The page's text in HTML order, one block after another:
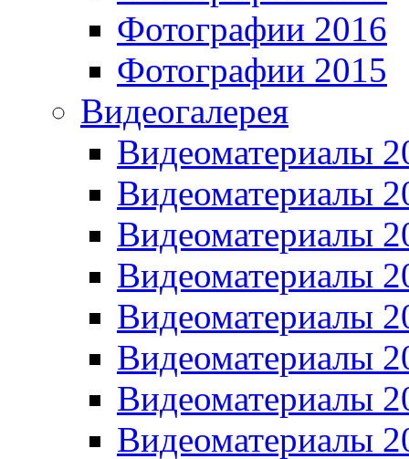
Фотографии 2016
Фотографии 2015
Видеогалерея
Видеоматериалы
Видеоматериалы
Видеоматериалы
Видеоматериалы
Видеоматериалы
Видеоматериалы
Видеоматериалы
Видеоматериалы